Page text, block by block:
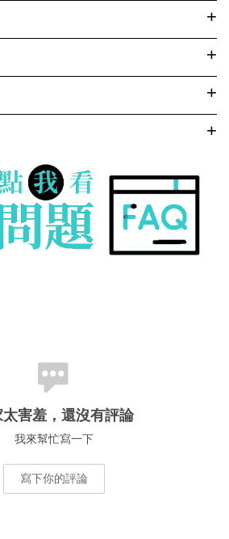
太害羞，還沒有評論
我來幫忙寫一下
寫下你的評論